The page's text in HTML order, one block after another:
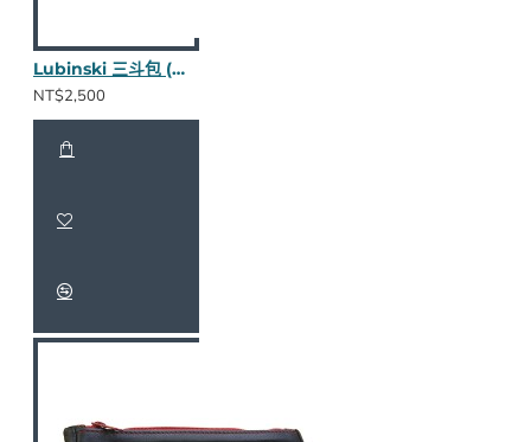
Lubinski 三斗包 (綠款nappa皮)
NT$2,500